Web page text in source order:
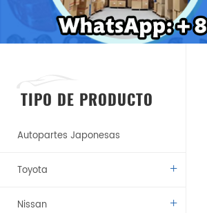
TIPO DE PRODUCTO
Autopartes Japonesas
Toyota
Nissan